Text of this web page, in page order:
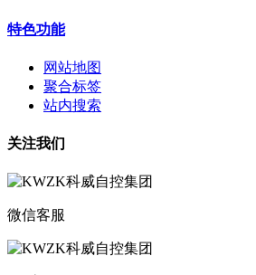
特色功能
网站地图
聚合标签
站内搜索
关注我们
微信客服